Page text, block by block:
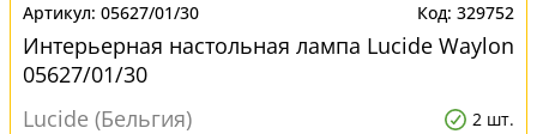
05627/01/30 329752
Интерьерная настольная лампа Lucide Waylon
05627/01/30
Lucide (Бельгия)
2 шт.